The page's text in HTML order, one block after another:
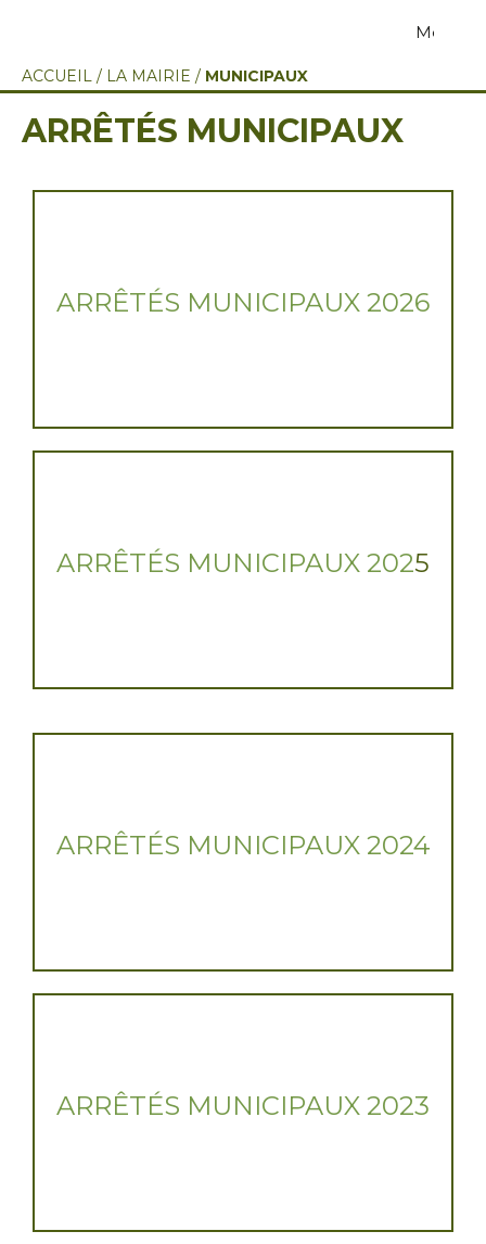
Menu
ACCUEIL / LA MAIRIE / MUNICIPAUX
ARRÊTÉS MUNICIPAUX
ARRÊTÉS MUNICIPAUX 2026
ARRÊTÉS MUNICIPAUX 2025
ARRÊTÉS MUNICIPAUX 2024
ARRÊTÉS MUNICIPAUX 2023